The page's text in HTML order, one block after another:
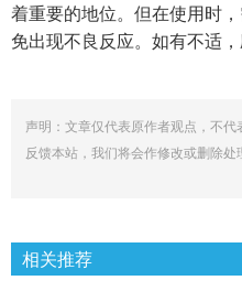
着重要的地位。但在使用时
免出现不良反应。如有不适
声明：文章仅代表原作者观点，不
反馈本站，我们将会作修改或删除处
相关推荐